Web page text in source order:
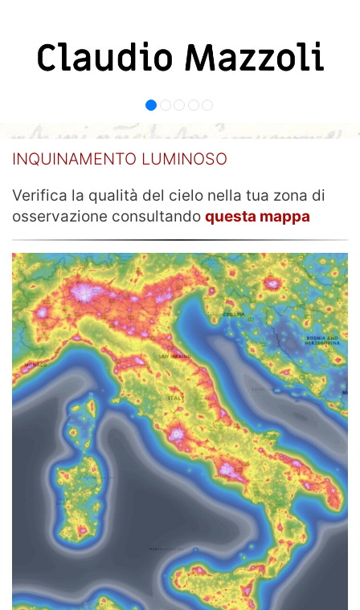
INQUINAMENTO LUMINOSO
Verifica la qualità del cielo nella tua zona di
osservazione consultandoquesta mappa